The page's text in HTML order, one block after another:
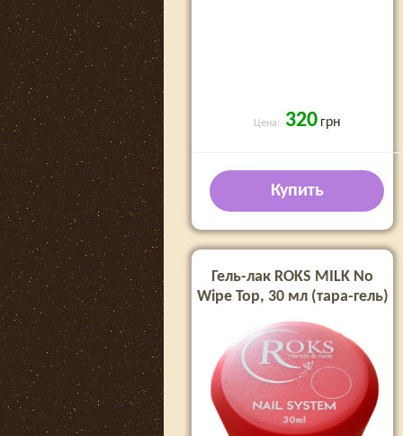
Цена: 320 грн
Купить
Гель-лак ROKS MILK No
Wipe Top, 30 мл (тара-гель)